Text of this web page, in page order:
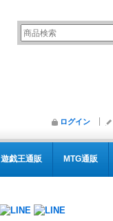
ログイン
遊戯王通販 MTG通販